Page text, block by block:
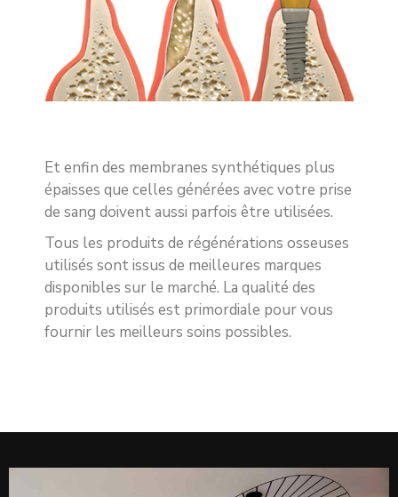
Et enfin des membranes synthétiques plus
épaisses que celles générées avec votre prise
de sang doivent aussi parfois être utilisées.
Tous les produits de régénérations osseuses
utilisés sont issus de meilleures marques
disponibles sur le marché. La qualité des
produits utilisés est primordiale pour vous
fournir les meilleurs soins possibles.